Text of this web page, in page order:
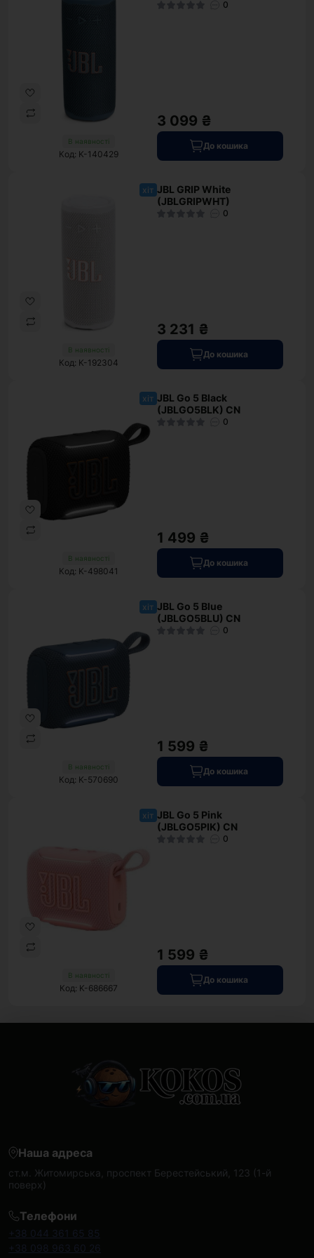
В наявності
Код: K-140429
0
3 099 ₴
До кошика
хіт
В наявності
Код: K-192304
JBL GRIP White
(JBLGRIPWHT)
0
3 231 ₴
До кошика
хіт
В наявності
Код: K-498041
JBL Go 5 Black
(JBLGO5BLK) CN
0
1 499 ₴
До кошика
хіт
В наявності
Код: K-570690
JBL Go 5 Blue
(JBLGO5BLU) CN
0
1 599 ₴
До кошика
хіт
В наявності
Код: K-686667
JBL Go 5 Pink
(JBLGO5PIK) CN
0
1 599 ₴
До кошика
Наша адреса
ст.м. Житомирська, проспект Берестейський, 123 (1-й
поверх)
Телефони
+38 044 361 65 85
+38 098 963 60 26